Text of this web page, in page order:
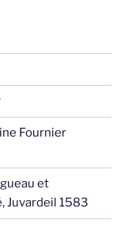
Fournier
et
Juvardeil 1583